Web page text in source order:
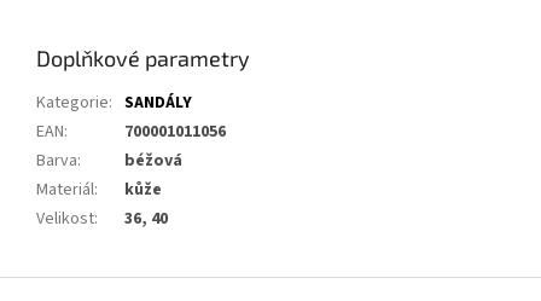
Doplňkové parametry
Kategorie: SANDÁLY
EAN:
700001011056
Barva:
béžová
Materiál:
kůže
Velikost: 36, 40